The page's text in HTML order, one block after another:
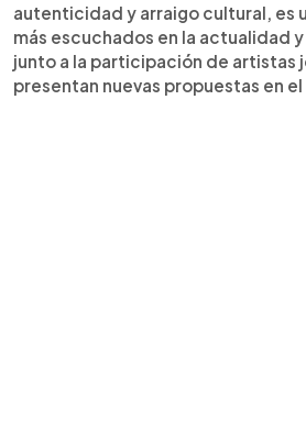
autenticidad y arraigo cultural, es
más escuchados en la actualidad
junto a la participación de artistas
presentan nuevas propuestas en